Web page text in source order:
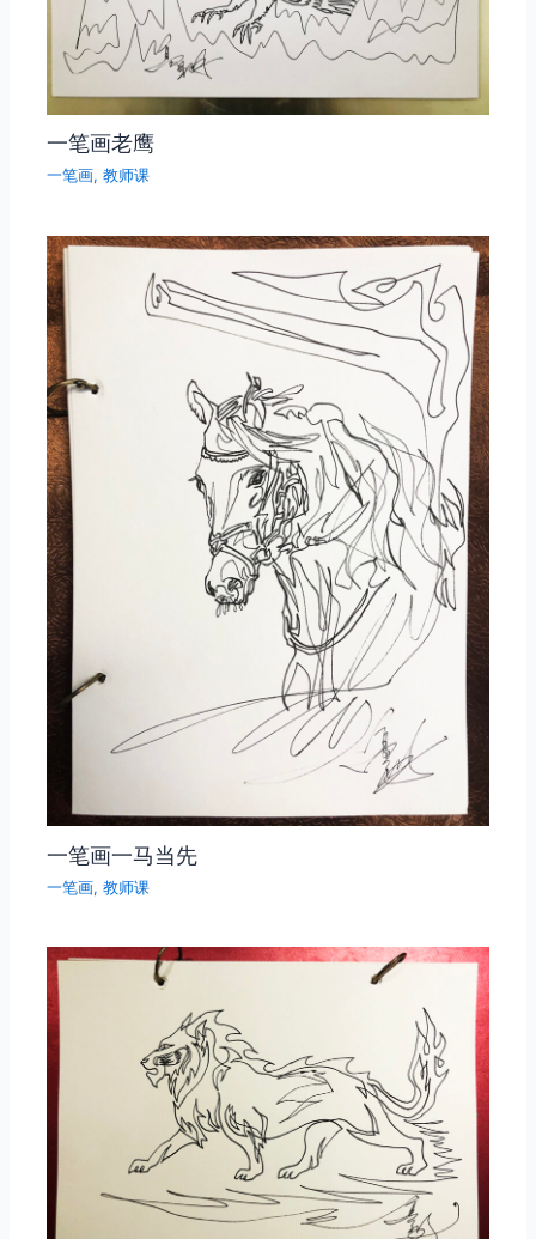
一笔画老鹰
一笔画,教师课
一笔画一马当先
一笔画,教师课